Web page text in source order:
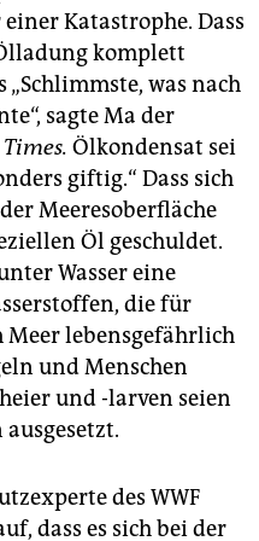
Katastrophe. Dass
komplett
was nach
sagte Ma der
Ölkondensat sei
giftig.“ Dass sich
Meeresoberfläche
Öl geschuldet.
Wasser eine
die für
Meer lebensgefährlich
und Menschen
und -larven seien
des WWF
dass es sich bei der